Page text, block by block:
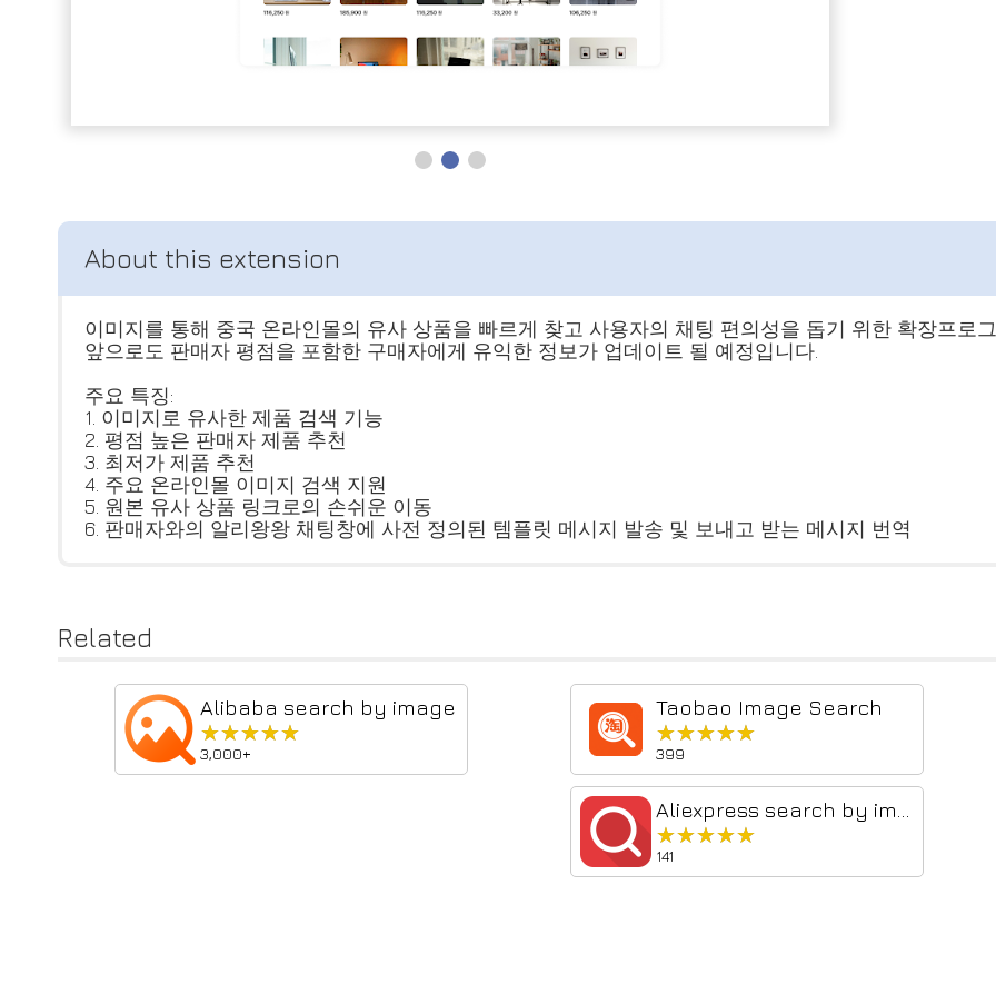
이미지를 통해 중국 온라인몰의 유사 상품을 빠르게 찾고 사용자의 채팅 편의성을 돕기 위한 확장프로
앞으로도 판매자 평점을 포함한 구매자에게 유익한 정보가 업데이트 될 예정입니다.
주요 특징:
1. 이미지로 유사한 제품 검색 기능
2. 평점 높은 판매자 제품 추천
3. 최저가 제품 추천
4. 주요 온라인몰 이미지 검색 지원
5. 원본 유사 상품 링크로의 손쉬운 이동
6. 판매자와의 알리왕왕 채팅창에 사전 정의된 템플릿 메시지 발송 및 보내고 받는 메시지 번역
Related
Alibaba search by image
★★★★★
★★★★★
3,000+
Taobao Image Search
★★★★★
★★★★★
399
★★★★★
★★★★★
141